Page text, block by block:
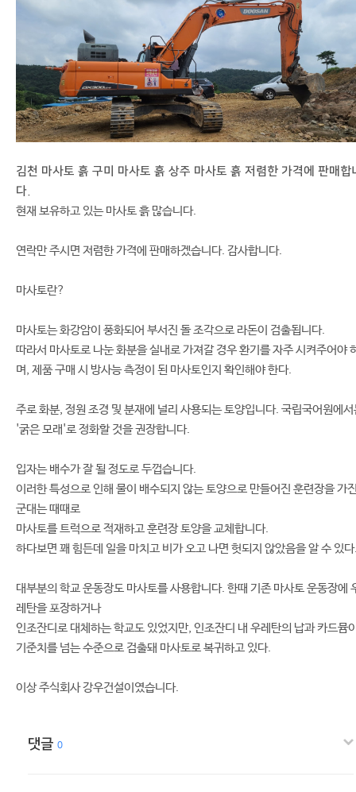
김천 마사토 흙 구미 마사토 흙 상주 마사토 흙 저렴한 가격에 판매합
다.
현재 보유하고 있는 마사토 흙 많습니다.
연락만 주시면 저렴한 가격에 판매하겠습니다. 감사합니다.
마사토란?
마사토는 화강암이 풍화되어 부서진 돌 조각으로 라돈이 검출됩니다.
따라서 마사토로 나눈 화분을 실내로 가져갈 경우 환기를 자주 시켜주어야
며, 제품 구매 시 방사능 측정이 된 마사토인지 확인해야 한다.
주로 화분, 정원 조경 및 분재에 널리 사용되는 토양입니다. 국립국어원에서
'굵은 모래'로 정화할 것을 권장합니다.
입자는 배수가 잘 될 정도로 두껍습니다.
이러한 특성으로 인해 물이 배수되지 않는 토양으로 만들어진 훈련장을 가
군대는 때때로
마사토를 트럭으로 적재하고 훈련장 토양을 교체합니다.
하다보면 꽤 힘든데 일을 마치고 비가 오고 나면 헛되지 않았음을 알 수 있
대부분의 학교 운동장도 마사토를 사용합니다. 한때 기존 마사토 운동장에
레탄을 포장하거나
인조잔디로 대체하는 학교도 있었지만, 인조잔디 내 우레탄의 납과 카드뮴
기준치를 넘는 수준으로 검출돼 마사토로 복귀하고 있다.
이상 주식회사 강우건설이였습니다.
댓글 0